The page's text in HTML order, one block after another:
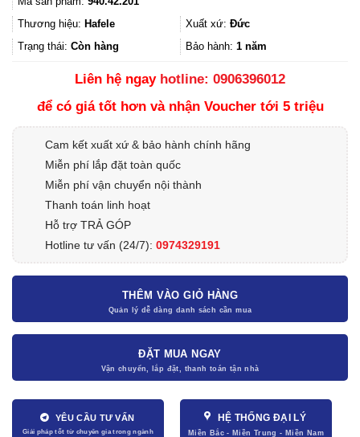
265.000₫.là:
198.750₫.
Thương hiệu: Hafele Xuất xứ: Đức
Trạng thái: Còn hàng Bảo hành: 1 năm
Liên hệ ngay hotline: 0906396012
để có giá tốt hơn và nhận Voucher tới 5 triệu
Cam kết xuất xứ & bảo hành chính hãng
Miễn phí lắp đặt toàn quốc
Miễn phí vận chuyển nội thành
Thanh toán linh hoạt
Hỗ trợ TRẢ GÓP
Hotline tư vấn (24/7): 0974329191
THÊM VÀO GIỎ HÀNG
ĐẶT MUA NGAY
YÊU CẦU TƯ VẤN HỆ THỐNG ĐẠI LÝ